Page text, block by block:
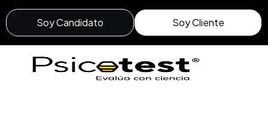
Soy Candidato Soy Cliente